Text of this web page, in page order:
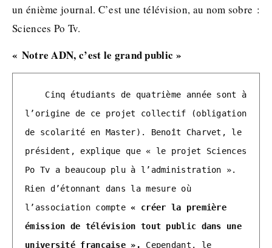
un énième journal. C’est une télévision, au nom sobre :
Sciences Po Tv.
« Notre ADN, c’est le grand public »
l’origine de ce projet collectif (obligation
de scolarité en Master). Benoît Charvet, le
président, explique que « le projet Sciences
Po Tv a beaucoup plu à l’administration ».
Rien d’étonnant dans la mesure où
l’association compte « créer la première
émission de télévision tout public dans une
université française ».
Cependant, le